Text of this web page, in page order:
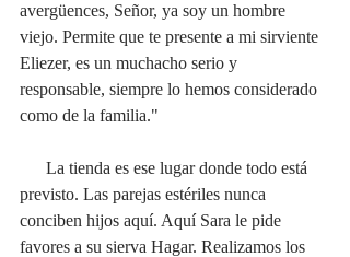
avergüences, Señor, ya soy un hombre
viejo. Permite que te presente a mi sirviente
Eliezer, es un muchacho serio y
responsable, siempre lo hemos considerado
como de la familia."
previsto. Las parejas estériles nunca
conciben hijos aquí. Aquí Sara le pide
favores a su sierva Hagar. Realizamos los